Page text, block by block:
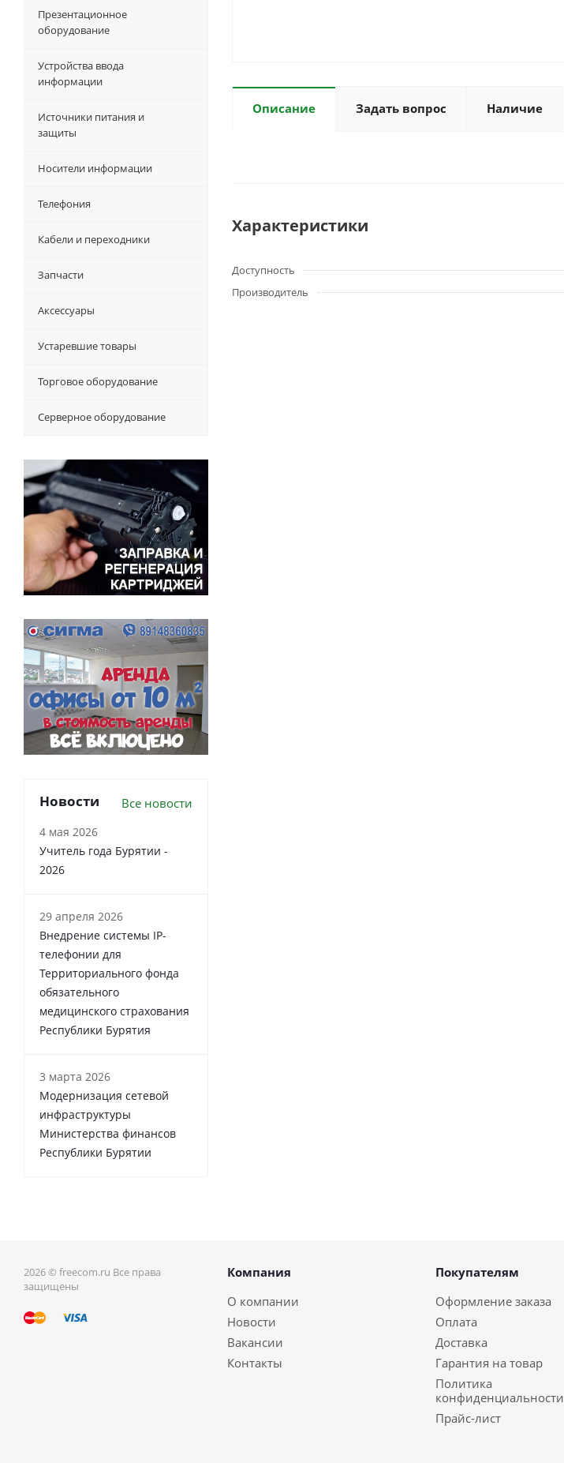
Описание Задать вопрос Наличие
Характеристики
Доступность
Производитель
Презентационное
оборудование
Устройства ввода
информации
Источники питания и
защиты
Носители информации
Телефония
Кабели и переходники
Запчасти
Аксессуары
Устаревшие товары
Торговое оборудование
Серверное оборудование
Новости Все новости
4 мая 2026
Учитель года Бурятии -
2026
29 апреля 2026
Внедрение системы IP-
телефонии для
Территориального фонда
обязательного
медицинского страхования
Республики Бурятия
3 марта 2026
Модернизация сетевой
инфраструктуры
Министерства финансов
Республики Бурятии
2026 © freecom.ru Все права
защищены
Компания
О компании
Новости
Вакансии
Контакты
Покупателям
Оформление заказа
Оплата
Доставка
Гарантия на товар
Политика
конфиденциальности
Прайс-лист